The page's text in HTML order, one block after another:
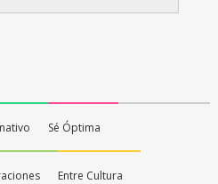
Sé Óptima
Entre Cultura